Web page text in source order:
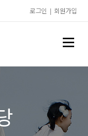
로그인 | 회원가입